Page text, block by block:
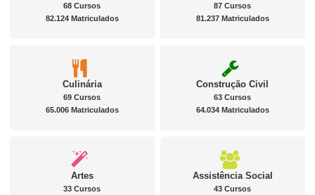
68 Cursos
82.124 Matriculados
87 Cursos
81.237 Matriculados
Culinária
69 Cursos
65.006 Matriculados
Construção Civil
63 Cursos
64.034 Matriculados
Artes
33 Cursos
Assistência Social
43 Cursos